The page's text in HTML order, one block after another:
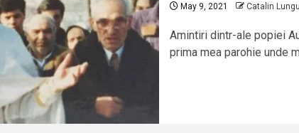
May 9, 2021 Catalin Lungu
Amintiri dintr-ale popiei
prima mea parohie unde